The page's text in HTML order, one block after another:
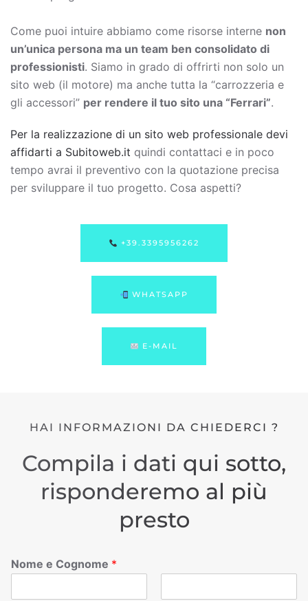
Come puoi intuire abbiamo come risorse interne non
un’unica persona ma un team ben consolidato di
professionisti. Siamo in grado di offrirti non solo un
sito web (il motore) ma anche tutta la “carrozzeria e
gli accessori” per rendere il tuo sito una “Ferrari”.
Per la realizzazione di un sito web professionale devi
affidarti a Subitoweb.it quindi contattaci e in poco
tempo avrai il preventivo con la quotazione precisa
per sviluppare il tuo progetto. Cosa aspetti?
+39.3395956262
WHATSAPP
E-MAIL
HAI INFORMAZIONI DA CHIEDERCI ?
Compila i dati qui sotto,
risponderemo al più
presto
Nome e Cognome *